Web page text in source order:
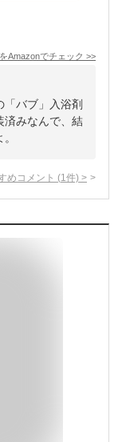
Amazonでチェック >>
バブ」入浴剤
済みなんで、結
めコメント (1 件) >